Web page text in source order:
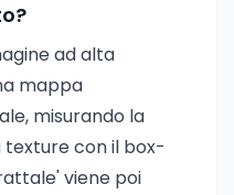
ad alta
mappa
misurando la
con il box-
viene poi